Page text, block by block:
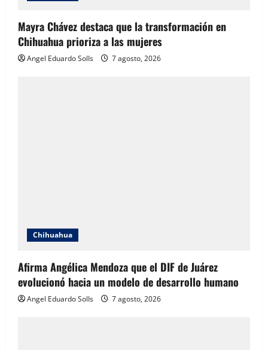
Mayra Chávez destaca que la transformación en
Chihuahua prioriza a las mujeres
Angel Eduardo SolIs 7 agosto, 2026
Chihuahua
Afirma Angélica Mendoza que el DIF de Juárez
evolucionó hacia un modelo de desarrollo humano
Angel Eduardo SolIs 7 agosto, 2026